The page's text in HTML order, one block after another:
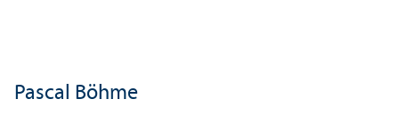
Pascal Böhme